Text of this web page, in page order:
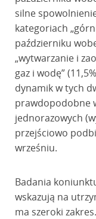
silne
kategoriach
październiku
„wytwarzanie i
gaz i wodę”
dynamik w tych
prawdopodobne
jednorazowych
przejściowo
wrześniu.
Badania
wskazują na
ma szeroki